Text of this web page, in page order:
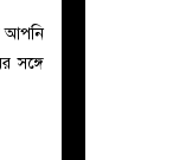
আপনি
সঙ্গে